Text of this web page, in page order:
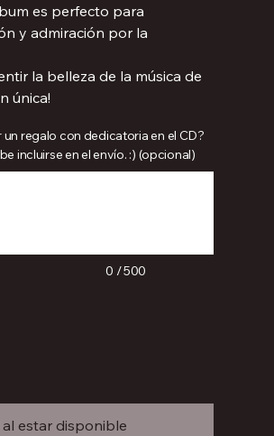
es perfecto para
y admiración por la
la belleza de la música de
única!
regalo con dedicatoria en el CD?
incluirse en el envío. :) (opcional)
0 / 500
estar disponible